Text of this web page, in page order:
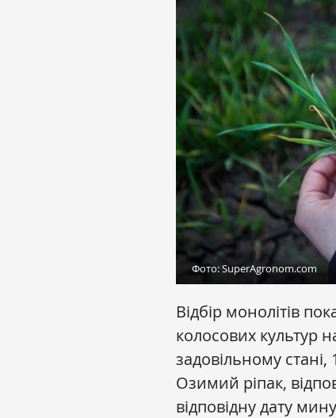
Фото: SuperAgronom.com
Відбір монолітів
колосових культур
задовільному стані,
Озимий ріпак,
відповідну дату